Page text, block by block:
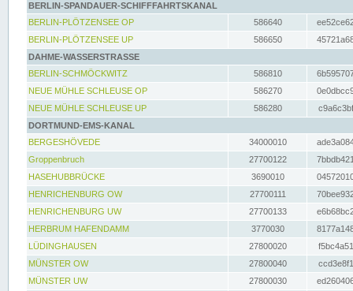
BERLIN-SPANDAUER-SCHIFFFAHRTSKANAL
BERLIN-PLÖTZENSEE OP
586640
BERLIN-PLÖTZENSEE UP
586650
DAHME-WASSERSTRASSE
BERLIN-SCHMÖCKWITZ
586810
NEUE MÜHLE SCHLEUSE OP
586270
NEUE MÜHLE SCHLEUSE UP
586280
DORTMUND-EMS-KANAL
BERGESHÖVEDE
34000010
Groppenbruch
27700122
HASEHUBBRÜCKE
3690010
HENRICHENBURG OW
27700111
HENRICHENBURG UW
27700133
HERBRUM HAFENDAMM
3770030
LÜDINGHAUSEN
27800020
MÜNSTER OW
27800040
MÜNSTER UW
27800030